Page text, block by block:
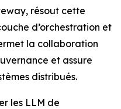
résout cette
d’orchestration et
la collaboration
et assure
distribués.
les LLM de